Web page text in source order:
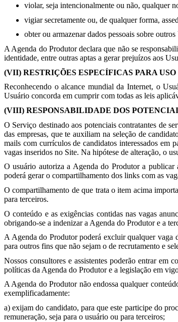
violar, seja intencionalmente ou não, qualquer
vigiar secretamente ou, de qualquer forma,
obter ou armazenar dados pessoais sobre outros
A Agenda do Produtor declara que não se
identidade, entre outras aptas a gerar prejuízos aos
(VII) RESTRIÇÕES ESPECÍFICAS PARA
Reconhecendo o alcance mundial da Internet, o
Usuário concorda em cumprir com todas as leis
(VIII) RESPONSABILIDADE DOS
O Serviço destinado aos potenciais contratantes de
das empresas, que te auxiliam na seleção de
mails com currículos de candidatos interessados em
vagas inseridos no Site. Na hipótese de alteração, o
O usuário autoriza a Agenda do Produtor a publicar
poderá gerar o compartilhamento dos links com as
O compartilhamento de que trata o item acima
para terceiros.
O conteúdo e as exigências contidas nas vagas
obrigando-se a indenizar a Agenda do Produtor e a
A Agenda do Produtor poderá excluir qualquer vaga
para outros fins que não sejam o de recrutamento e
Nossos consultores e assistentes poderão entrar em
políticas da Agenda do Produtor e a legislação em
A Agenda do Produtor não endossa qualquer
exemplificadamente:
a) exijam do candidato, para que este participe do
remuneração, seja para o usuário ou para terceiros;